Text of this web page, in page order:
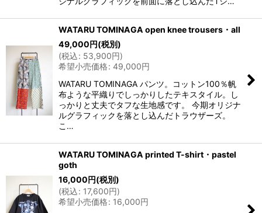
WATARU TOMINAGA open knee trousers・all
49,000円(税別)
(税込: 53,900円)
希望小売価格: 49,000円
WATARU TOMINAGA パンツ。コットン100％帆
布ような平織りでしっかりしたテキスタイル。し
っかりと丈夫でタフな生地感です。 今期オリジナ
ルグラフィックを落とし込んだトラウザーズ。
こ…
WATARU TOMINAGA printed T-shirt・pastel
goth
16,000円(税別)
(税込: 17,600円)
希望小売価格: 16,000円